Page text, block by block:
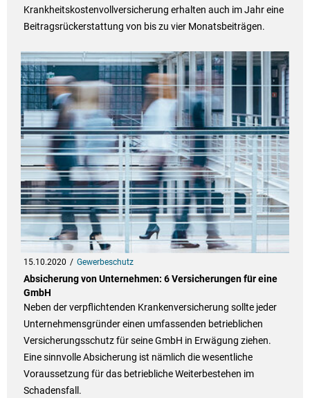
Krankheitskostenvollversicherung erhalten auch im Jahr eine
Beitragsrückerstattung von bis zu vier Monatsbeiträgen.
15.10.2020 Gewerbeschutz
Absicherung von Unternehmen: 6 Versicherungen für eine
GmbH
Neben der verpflichtenden Krankenversicherung sollte jeder
Unternehmensgründer einen umfassenden betrieblichen
Versicherungsschutz für seine GmbH in Erwägung ziehen.
Eine sinnvolle Absicherung ist nämlich die wesentliche
Voraussetzung für das betriebliche Weiterbestehen im
Schadensfall.